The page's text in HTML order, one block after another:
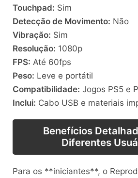
Touchpad: Sim
Detecção de Movimento: Não
Vibração: Sim
Resolução: 1080p
FPS: Até 60fps
Peso: Leve e portátil
Compatibilidade: Jogos PS5 e
Inclui: Cabo USB e materiais
Benefícios
Diferentes
Para os **iniciantes**, o